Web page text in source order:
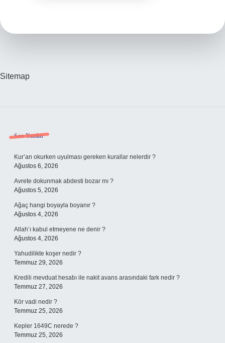
Sitemap
Sidebar
Son Yazılar
Kur’an okurken uyulması gereken kurallar nelerdir ?
Ağustos 6, 2026
Avrete dokunmak abdesti bozar mı ?
Ağustos 5, 2026
Ağaç hangi boyayla boyanır ?
Ağustos 4, 2026
Allah’ı kabul etmeyene ne denir ?
Ağustos 4, 2026
Yahudilikte koşer nedir ?
Temmuz 29, 2026
Kredili mevduat hesabı ile nakit avans arasındaki fark nedir ?
Temmuz 27, 2026
Kör vadi nedir ?
Temmuz 25, 2026
Kepler 1649C nerede ?
Temmuz 25, 2026